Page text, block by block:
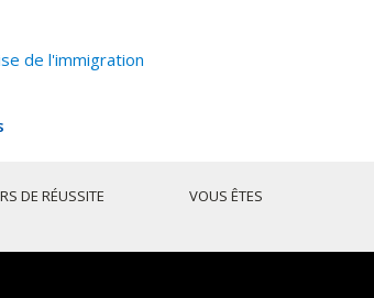
de l'immigration
DE RÉUSSITE VOUS ÊTES